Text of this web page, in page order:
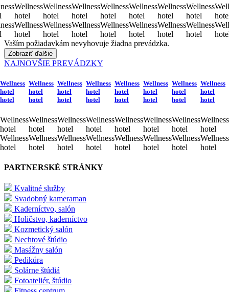
Wellness
hotel
Wellness
hotel
Wellness
hotel
Wellness
hotel
Wellness
hotel
Wellness
hotel
Wellness
hotel
Wellness
hotel
Wellness
hotel
Wellness
hotel
Wellness
hotel
Wellness
hotel
Wellness
hotel
Wellness
hotel
Vaším požiadavkám nevyhovuje žiadna prevádzka.
Zobraziť ďalšie
NAJNOVŠIE PREVÁDZKY
Wellness
hotel
hotel
Wellness
hotel
Wellness
hotel
Wellness
hotel
hotel
Wellness
hotel
Wellness
hotel
Wellness
hotel
hotel
Wellness
hotel
Wellness
hotel
Wellness
hotel
hotel
Wellness
hotel
Wellness
hotel
Wellness
hotel
hotel
Wellness
hotel
Wellness
hotel
Wellness
hotel
hotel
Wellness
hotel
Wellness
hotel
Wellness
hotel
hotel
Wellness
hotel
Wellness
hotel
Wellness
hotel
hotel
Wellness
hotel
Wellness
hotel
PARTNERSKÉ STRÁNKY
Kvalitné služby
Svadobný kameraman
Kaderníctvo, salón
Holičstvo, kaderníctvo
Kozmetický salón
Nechtové štúdio
Masážny salón
Pedikúra
Solárne štúdiá
Fotoateliér, štúdio